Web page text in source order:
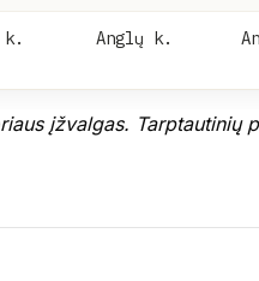
k. Anglų k.
įžvalgas.